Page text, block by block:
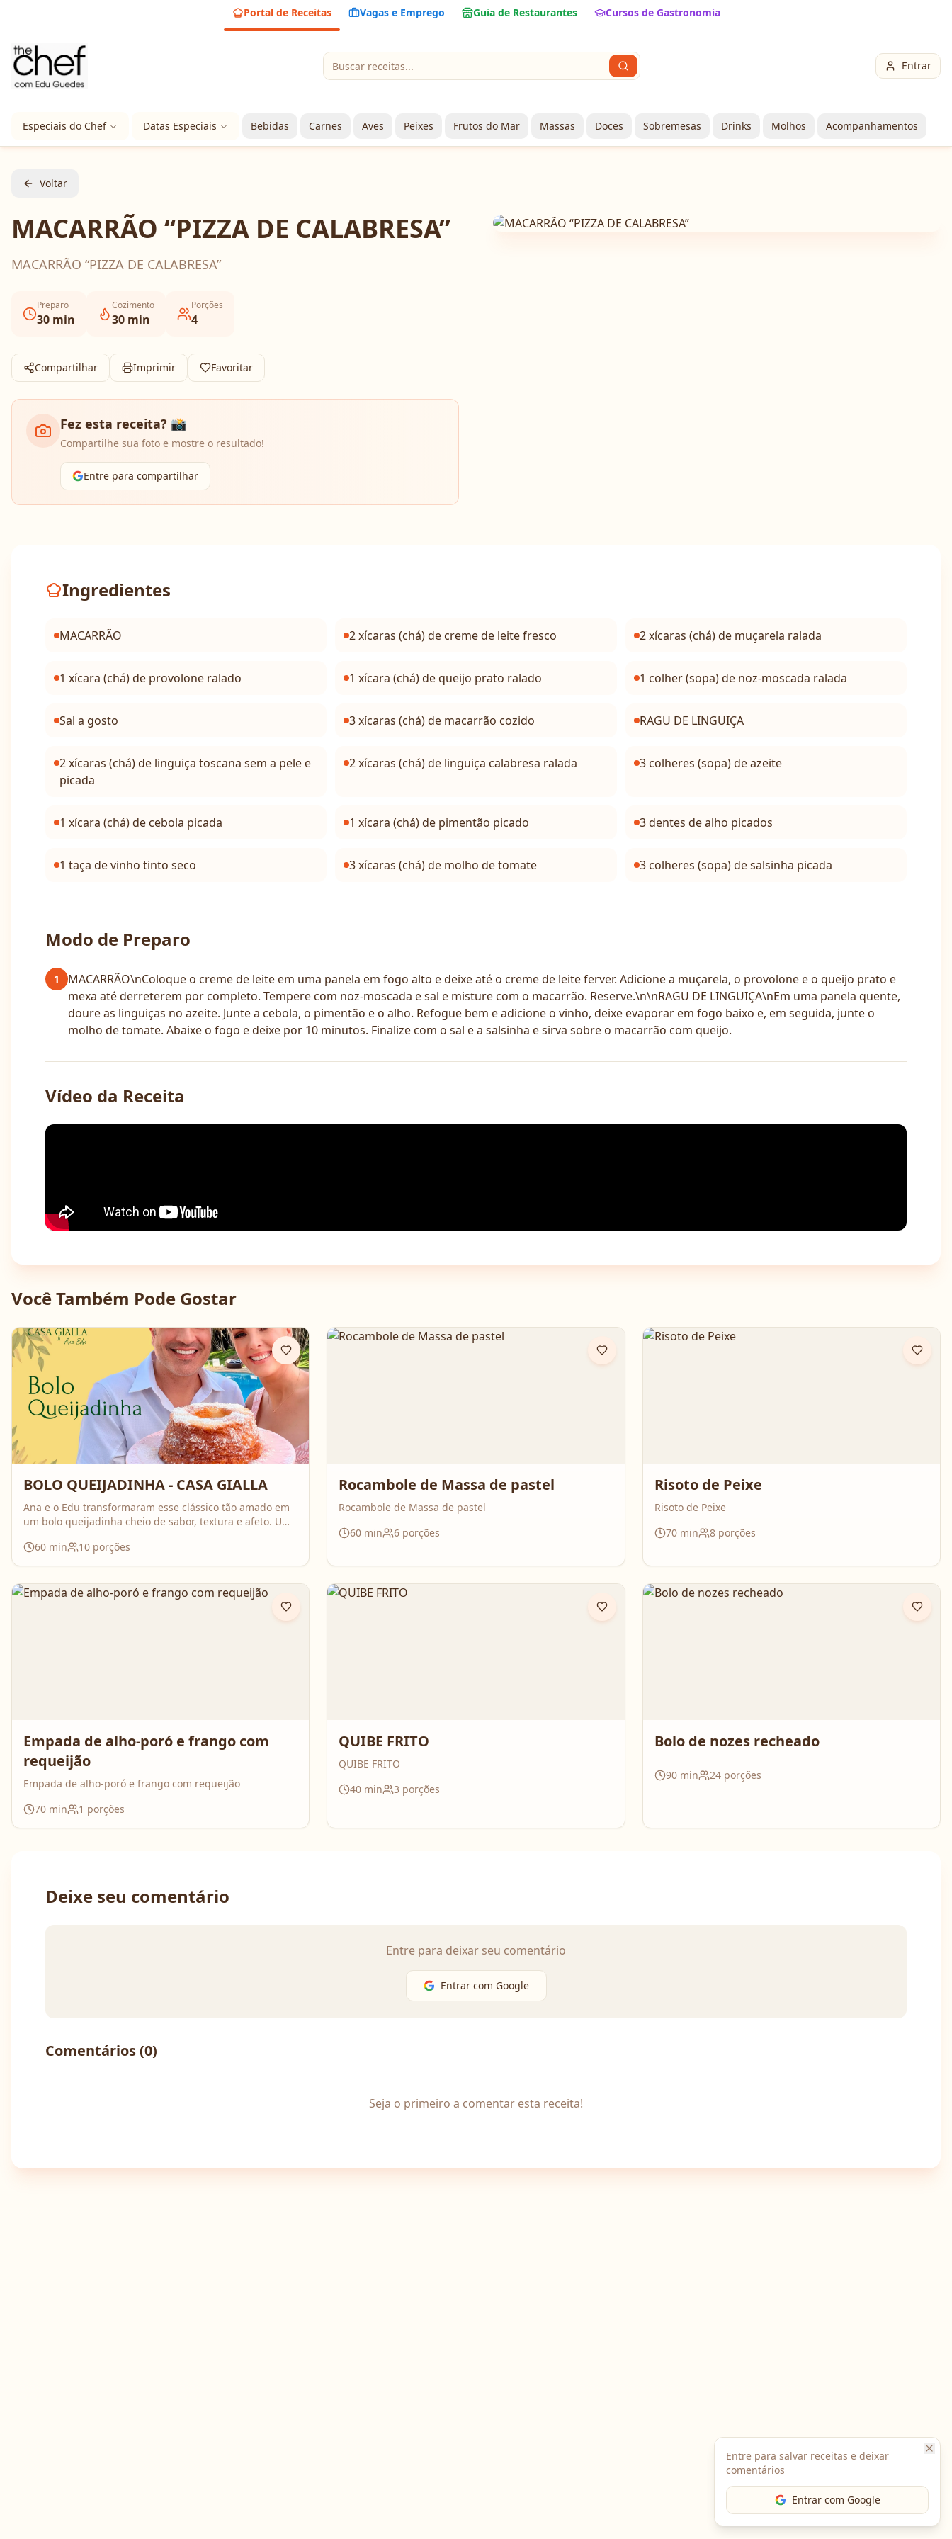
Entre para salvar receitas e deixar
comentários
Entrar com Google
Portal de Receitas Vagas e Emprego Guia de Restaurantes Cursos de Gastronomia
Entrar
Especiais do Chef Datas Especiais Bebidas Carnes Aves Peixes Frutos do Mar Massas Doces Sobremesas Drinks Molhos Acompanhamentos
Voltar
MACARRÃO “PIZZA DE CALABRESA”
MACARRÃO “PIZZA DE CALABRESA”
Preparo
30 min
Cozimento
30 min
Porções
4
Compartilhar Imprimir Favoritar
Fez esta receita? 📸
Compartilhe sua foto e mostre o resultado!
Entre para compartilhar
Ingredientes
MACARRÃO 2 xícaras (chá) de creme de leite fresco 2 xícaras (chá) de muçarela ralada
1 xícara (chá) de provolone ralado 1 xícara (chá) de queijo prato ralado 1 colher (sopa) de noz-moscada ralada
Sal a gosto 3 xícaras (chá) de macarrão cozido RAGU DE LINGUIÇA
2 xícaras (chá) de linguiça toscana sem a pele e
picada
2 xícaras (chá) de linguiça calabresa ralada 3 colheres (sopa) de azeite
1 xícara (chá) de cebola picada 1 xícara (chá) de pimentão picado 3 dentes de alho picados
1 taça de vinho tinto seco 3 xícaras (chá) de molho de tomate 3 colheres (sopa) de salsinha picada
Modo de Preparo
1
MACARRÃO\nColoque o creme de leite em uma panela em fogo alto e deixe até o creme de leite ferver. Adicione a muçarela, o provolone e o queijo prato e
mexa até derreterem por completo. Tempere com noz-moscada e sal e misture com o macarrão. Reserve.\n\nRAGU DE LINGUIÇA\nEm uma panela quente,
doure as linguiças no azeite. Junte a cebola, o pimentão e o alho. Refogue bem e adicione o vinho, deixe evaporar em fogo baixo e, em seguida, junte o
molho de tomate. Abaixe o fogo e deixe por 10 minutos. Finalize com o sal e a salsinha e sirva sobre o macarrão com queijo.
Vídeo da Receita
Você Também Pode Gostar
BOLO QUEIJADINHA - CASA GIALLA
Ana e o Edu transformaram esse clássico tão amado em
um bolo queijadinha cheio de sabor, textura e afeto. Uma
surpreende no resultado e perfuma a casa inteira
enquanto assa. Aperte o play, acompanhe o passo a
impossível de resistir 💛
60 min 10 porções
Rocambole de Massa de pastel
Rocambole de Massa de pastel
60 min 6 porções
Risoto de Peixe
Risoto de Peixe
70min 8porções
Empada de alho-poró e frango com
requeijão
Empada de alho-poró e frango com requeijão
70 min 1 porções
QUIBE FRITO
QUIBE FRITO
40 min 3 porções
Bolo de nozes recheado
90min 24porções
Deixe seu comentário
Entre para deixar seu comentário
Entrar com Google
Comentários (0)
Seja o primeiro a comentar esta receita!